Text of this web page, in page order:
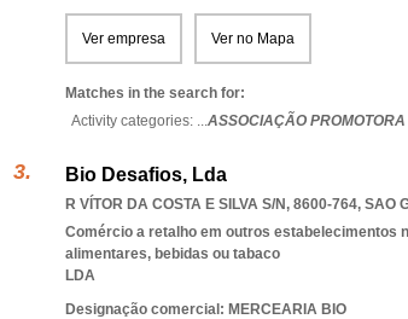
Ver empresa Ver no Mapa
Matches in the search for:
Activity categories: ...ASSOCIAÇÃO
Bio Desafios, Lda
R VÍTOR DA COSTA E SILVA S/N, 8600-764, SAO
Comércio a retalho em outros estabelecimentos
alimentares, bebidas ou tabaco
LDA
Designação comercial: MERCEARIA BIO